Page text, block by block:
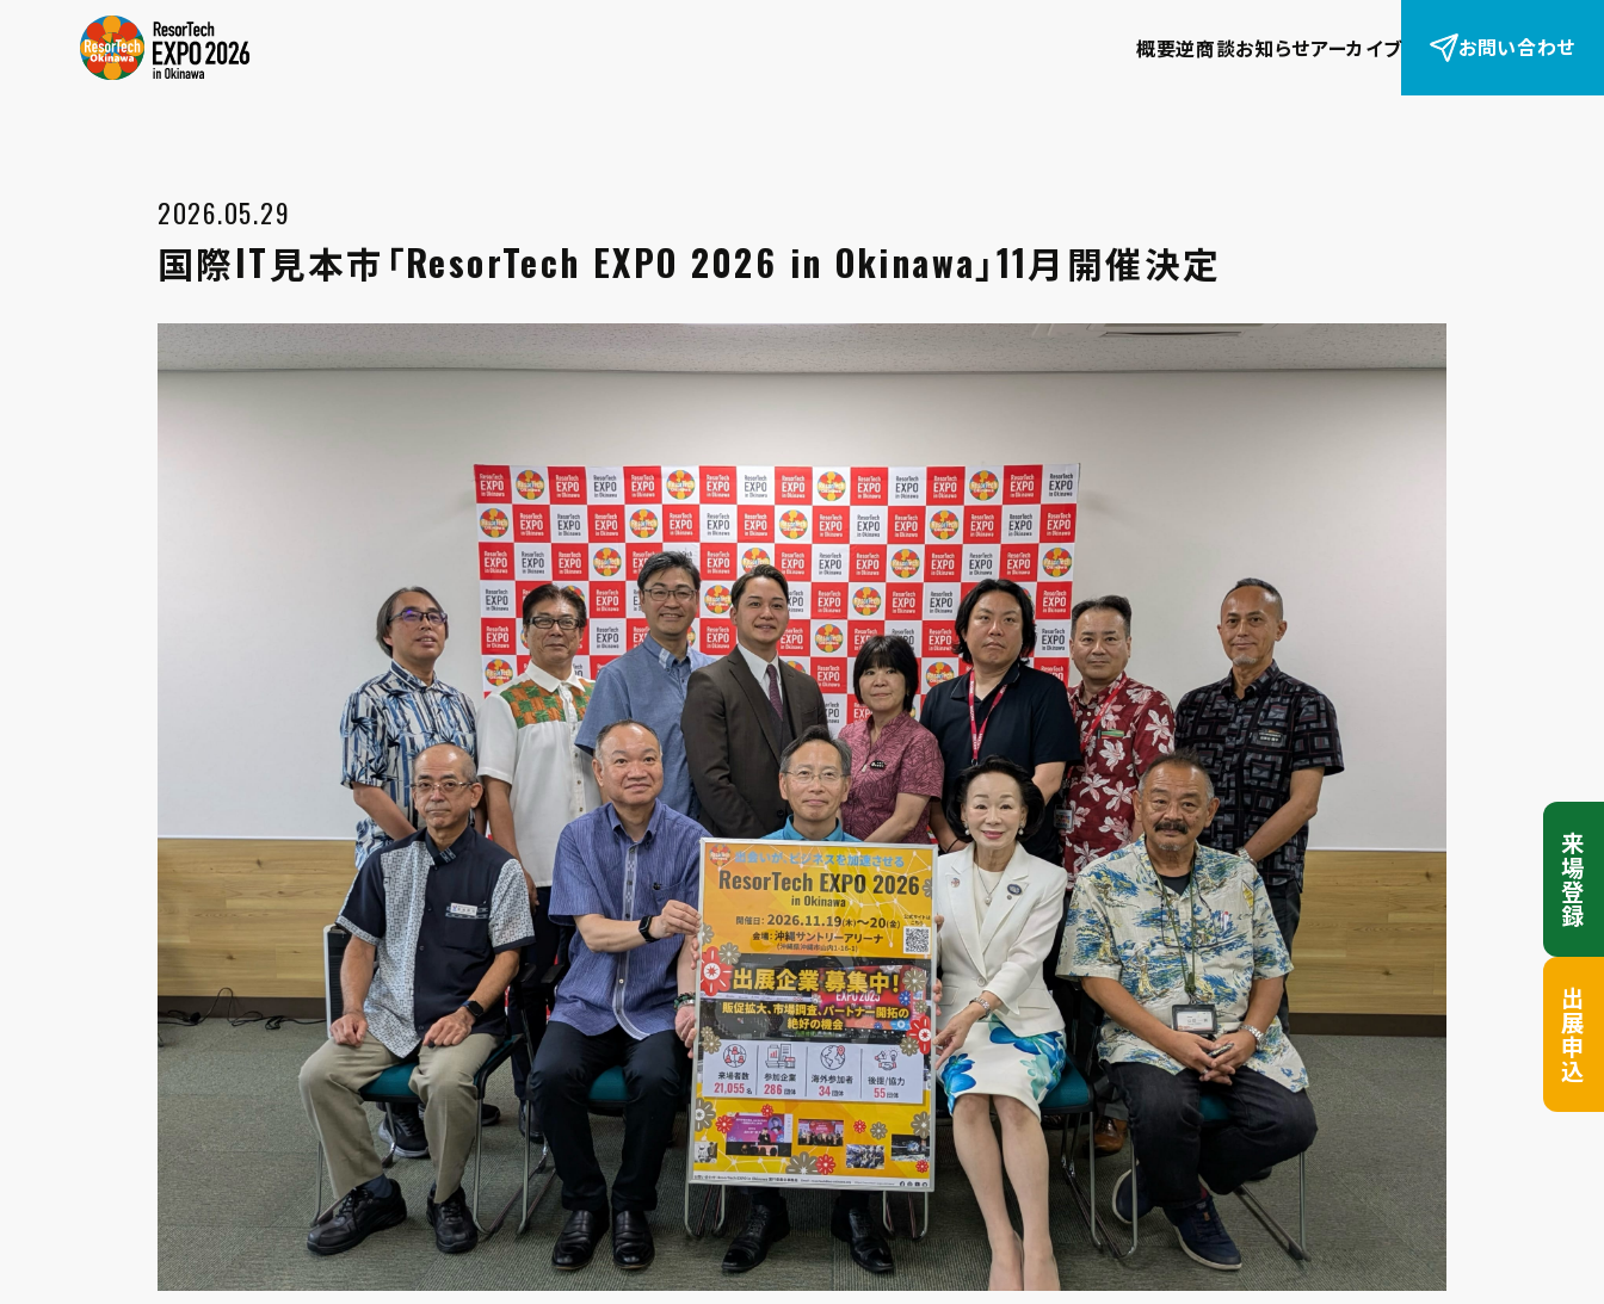
概要逆商談お知らせアーカイブ お問い合わせ
来場登録
出展申込
2026.05.29
国際IT見本市「ResorTech EXPO 2026 in Okinawa」11月開催決定